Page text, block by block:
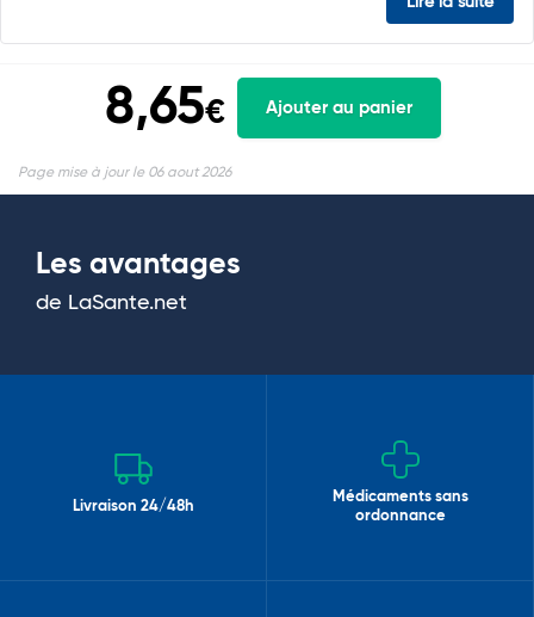
8,65€ Ajouter au panier
Page mise à jour le 06 aout 2026
Les avantages
de LaSante.net
Livraison 24/48h
Médicaments sans
ordonnance